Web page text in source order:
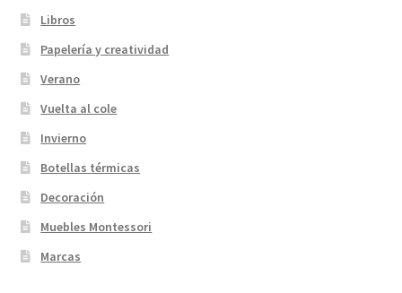
Libros
Papelería y creatividad
Verano
Vuelta al cole
Invierno
Botellas térmicas
Decoración
Muebles Montessori
Marcas